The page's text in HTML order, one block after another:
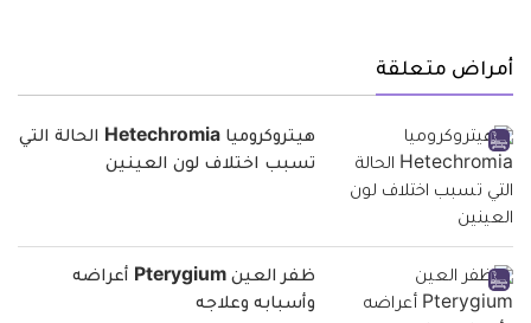
أمراض متعلقة
هيتروكروميا Hetechromia الحالة التي
تسبب اختلاف لون العينين
ظفر العين Pterygium أعراضه
وأسبابه وعلاجه